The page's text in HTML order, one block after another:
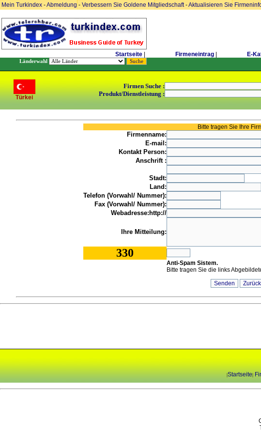
Mein Turkindex -Abmeldung- Verbessern Sie Goldene Mitgliedschaft-Aktualisieren Sie
Startseite Firmeneintrag E-
Länderwahl
Türkei
Firmen Suche :
Produkt/Dienstleistung :
Bitte tragen Sie Ihre
Firmenname:
E-mail:
Kontakt Person:
Anschrift :
Stadt:
Land:
Telefon (Vorwahl/ Nummer):
Fax (Vorwahl/ Nummer):
Webadresse:http://
Ihre Mitteilung:
330
Anti-Spam Sistem.
Bitte tragen Sie die links
|Startseite|